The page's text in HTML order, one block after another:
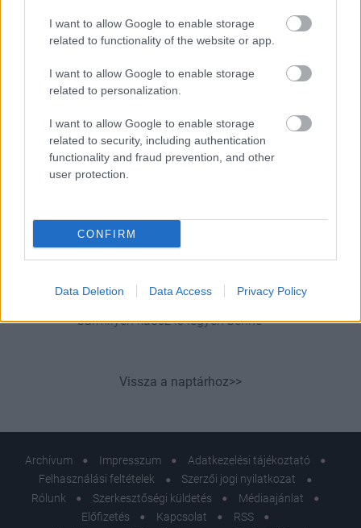
I want to allow Google to enable storage
related to functionality of the website or app.
I want to allow Google to enable storage
related to personalization.
I want to allow Google to enable storage
related to security, including authentication
functionality and fraud prevention, and other
user protection.
CONFIRM
Data Deletion Data Access Privacy Policy
07:31
Gáspár Evelin elárulta, kivel szeretne
megküzdeni a Sztárbox döntőjében
07:01
Napi horoszkóp: A Mérleg utazgasson, az
Oroszlán a csúcsra juthat - október 16.
az Ed Gein-sztori
06:01
módszer, ami szinte újraindítja az agyad,
bármilyen káosz is legyen benne
Vissza a naptárhoz>>
Archívum Impresszum
Adatkezelési tájékoztató
Felhasználási feltételek
Szerzői jogi nyilatkozat
Rólunk
Szerkesztőségi küldetés
Médiaajánlat
Előfizetés
Kapcsolat
RSS